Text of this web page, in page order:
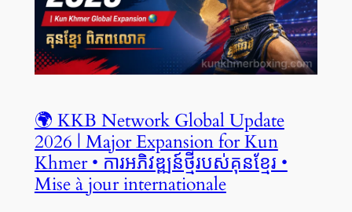
🌍 KKB Network Global Update
2026 | Major Expansion for Kun
Khmer • ការអភិវឌ្ឍន៍ថ្មីរបស់គុនខ្មែរ •
Mise à jour internationale